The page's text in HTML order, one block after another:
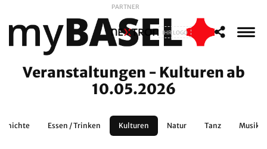
PARTNER
IHR LOGO
Veranstaltungen - Kulturen ab
10.05.2026
Essen / Trinken Kulturen Natur Tanz